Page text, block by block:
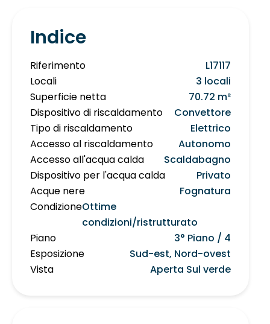
Indice
Riferimento
L17117
Locali
3 locali
Superficie netta
70.72 m²
Dispositivo di riscaldamento
Convettore
Tipo di riscaldamento
Elettrico
Accesso al riscaldamento
Autonomo
Accesso all'acqua calda
Scaldabagno
Dispositivo per l'acqua calda
Privato
Acque nere
Fognatura
CondizioneOttime
condizioni/ristrutturato
Piano
3° Piano / 4
Esposizione
Sud-est, Nord-ovest
Vista
Aperta Sul verde